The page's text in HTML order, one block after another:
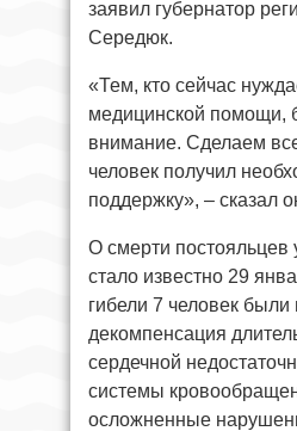
заявил губернатор
Середюк.
«Тем, кто сейчас
медицинской помощи,
внимание. Сделаем
человек получил
поддержку», – сказал
О смерти постояльцев
стало известно 29
гибели 7 человек были
декомпенсация
сердечной
системы
осложненные